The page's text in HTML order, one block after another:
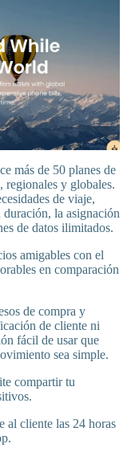
más de 50 planes de
regionales y globales.
de viaje,
la asignación
de datos ilimitados.
amigables con el
en comparación
de compra y
de cliente ni
fácil de usar que
sea simple.
compartir tu
al cliente las 24 horas